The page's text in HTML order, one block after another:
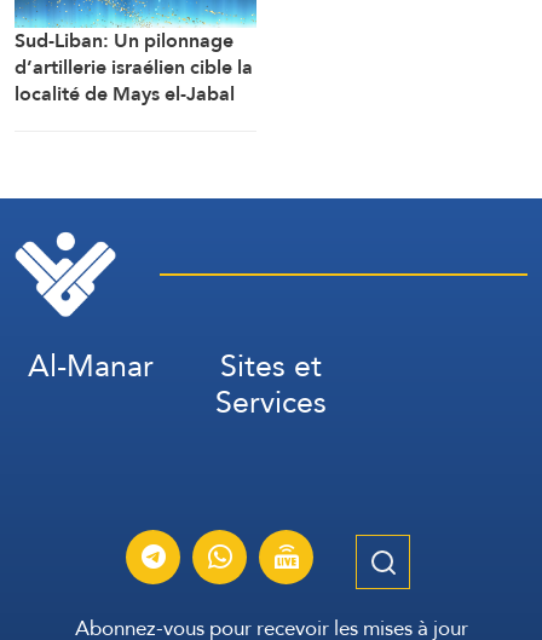
Sud-Liban: Un pilonnage
d’artillerie israélien cible la
localité de Mays el-Jabal
Al-Manar Sites et
Services
Abonnez-vous pour recevoir les mises à jour